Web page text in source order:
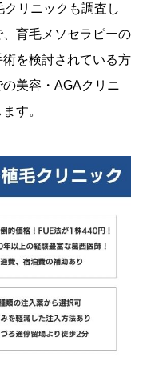
リニックも調査し
育毛メソセラピーの
を検討されている方
美容・AGAクリニ
す。